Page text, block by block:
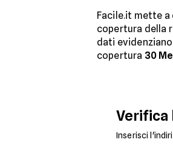
Facile.it mette
copertura della
dati
copertura 30
Verifica
Inserisci